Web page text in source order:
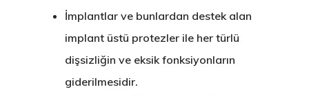
İmplantlar ve bunlardan destek alan
implant üstü protezler ile her türlü
dişsizliğin ve eksik fonksiyonların
giderilmesidir.